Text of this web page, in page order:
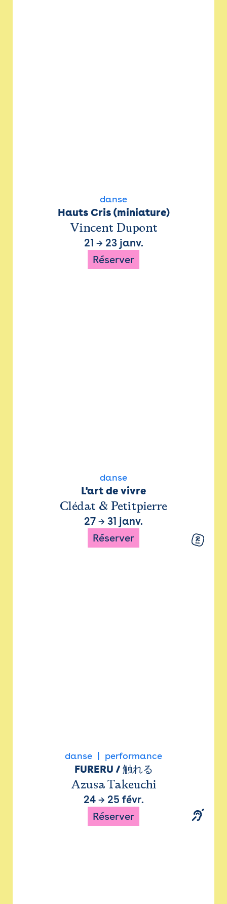
danse
Hauts Cris (miniature)
Vincent Dupont
21 → 23 janv.
Réserver
danse
L'art de vivre
Clédat & Petitpierre
27 → 31 janv.
Réserver
danse performance
FURERU / 触れる
Azusa Takeuchi
24→ 25 févr.
Réserver